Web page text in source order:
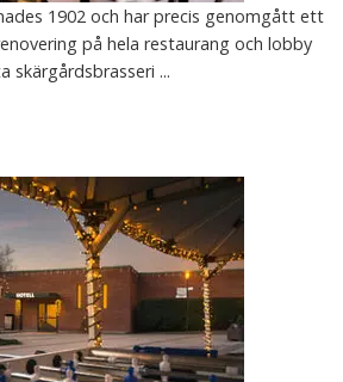
1902 och har precis genomgått ett
på hela restaurang och lobby
skärgårdsbrasseri ...